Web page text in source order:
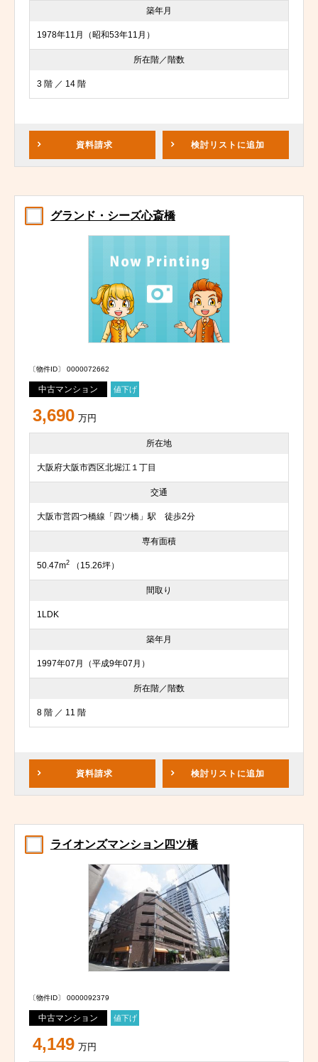
築年月
1978年11月（昭和53年11月）
所在階／階数
3 階 ／ 14 階
資料請求 検討リスト に追加
グランド・シーズ心斎橋
〔物件ID〕 0000072662
中古マンション 値下げ
3,690 万円
所在地
大阪府大阪市西区北堀江１丁目
交通
大阪市営四つ橋線「四ツ橋」駅 徒歩2分
専有面積
50.47m2 （15.26坪）
間取り
1LDK
築年月
1997年07月（平成9年07月）
所在階／階数
8 階 ／ 11 階
資料請求 検討リスト に追加
ライオンズマンション四ツ橋
〔物件ID〕 0000092379
中古マンション 値下げ
4,149 万円